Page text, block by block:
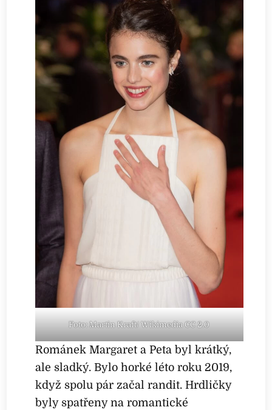
Foto: Martin Kraft/ Wikimedia CC 2.0
Románek Margaret a Peta byl krátký,
ale sladký. Bylo horké léto roku 2019,
když spolu pár začal randit. Hrdličky
byly spatřeny na romantické